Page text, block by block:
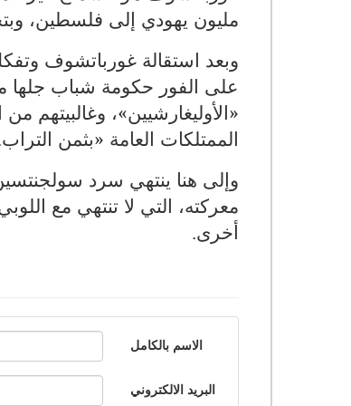
مليون يهودي إلى فلسطين،
على الفور حكومة شباب
«الأوليغارشيين»، وغالبيتهم
الممتلكات العامة «بثمن التراب
معركته، التي لا تنتهي مع
أخرى.
الاسم بالكامل
البريد الالكتروني